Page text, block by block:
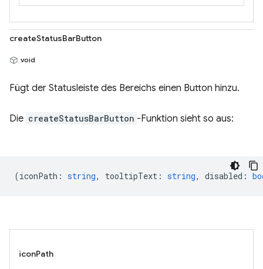
createStatusBarButton
void
Fügt der Statusleiste des Bereichs einen Button hinzu.
Die createStatusBarButton -Funktion sieht so aus:
(iconPath : string, tooltipText : string, disabled :
iconPath